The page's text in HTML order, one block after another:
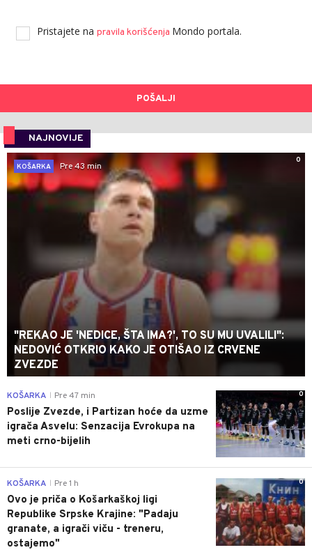
Pristajete na pravila korišćenja Mondo portala.
POŠALJI
NAJNOVIJE
0
KOŠARKA
Pre 43 min
"REKAO JE 'NEDICE, ŠTA IMA?', TO SU MU UVALILI":
NEDOVIĆ OTKRIO KAKO JE OTIŠAO IZ CRVENE
ZVEZDE
0
KOŠARKA Pre 47 min
Poslije Zvezde, i Partizan hoće da uzme
igrača Asvelu: Senzacija Evrokupa na
meti crno-bijelih
0
KOŠARKA Pre 1 h
Ovo je priča o Košarkaškoj ligi
Republike Srpske Krajine: "Padaju
granate, a igrači viču - treneru,
ostajemo"